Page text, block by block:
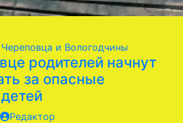
и Вологодчины
родителей начнут
за опасные
Редактор